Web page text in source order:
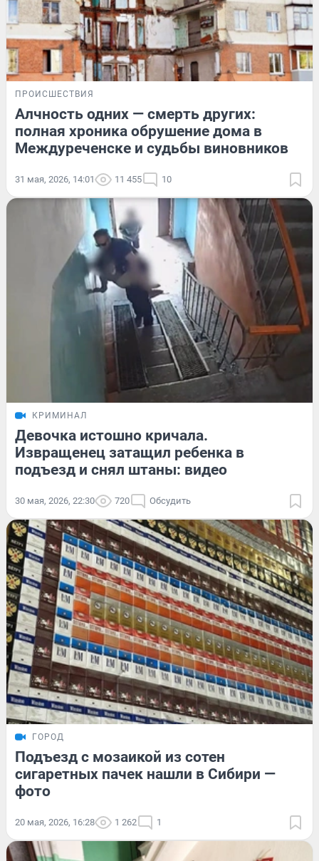
ПРОИСШЕСТВИЯ
Алчность одних — смерть других:
полная хроника обрушение дома в
Междуреченске и судьбы виновников
31 мая, 2026, 14:01 11 455 10
КРИМИНАЛ
Девочка истошно кричала.
Извращенец затащил ребенка в
подъезд и снял штаны: видео
30 мая, 2026, 22:30 720 Обсудить
ГОРОД
Подъезд с мозаикой из сотен
сигаретных пачек нашли в Сибири —
фото
20 мая, 2026, 16:28 1 262 1